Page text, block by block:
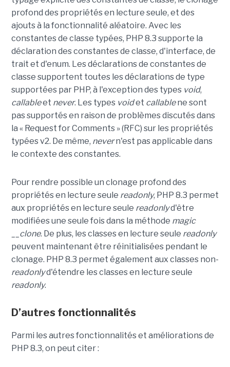
profond des propriétés en lecture seule, et des
ajouts à la fonctionnalité aléatoire. Avec les
constantes de classe typées, PHP 8.3 supporte la
déclaration des constantes de classe, d'interface, de
trait et d'enum. Les déclarations de constantes de
classe supportent toutes les déclarations de type
supportées par PHP, à l'exception des types void,
callableet never. Les types voidet callablene sont
pas supportés en raison de problèmes discutés dans
la « Request for Comments » (RFC) sur les propriétés
typées v2. De même, nevern'est pas applicable dans
le contexte des constantes.
Pour rendre possible un clonage profond des
propriétés en lecture seule readonly, PHP 8.3 permet
aux propriétés en lecture seule readonlyd'être
modifiées une seule fois dans la méthode magic
__clone. De plus, les classes en lecture seule readonly
peuvent maintenant être réinitialisées pendant le
clonage. PHP 8.3 permet également aux classes non-
readonlyd'étendre les classes en lecture seule
readonly.
D’autres fonctionnalités
Parmi les autres fonctionnalités et améliorations de
PHP 8.3, on peut citer :